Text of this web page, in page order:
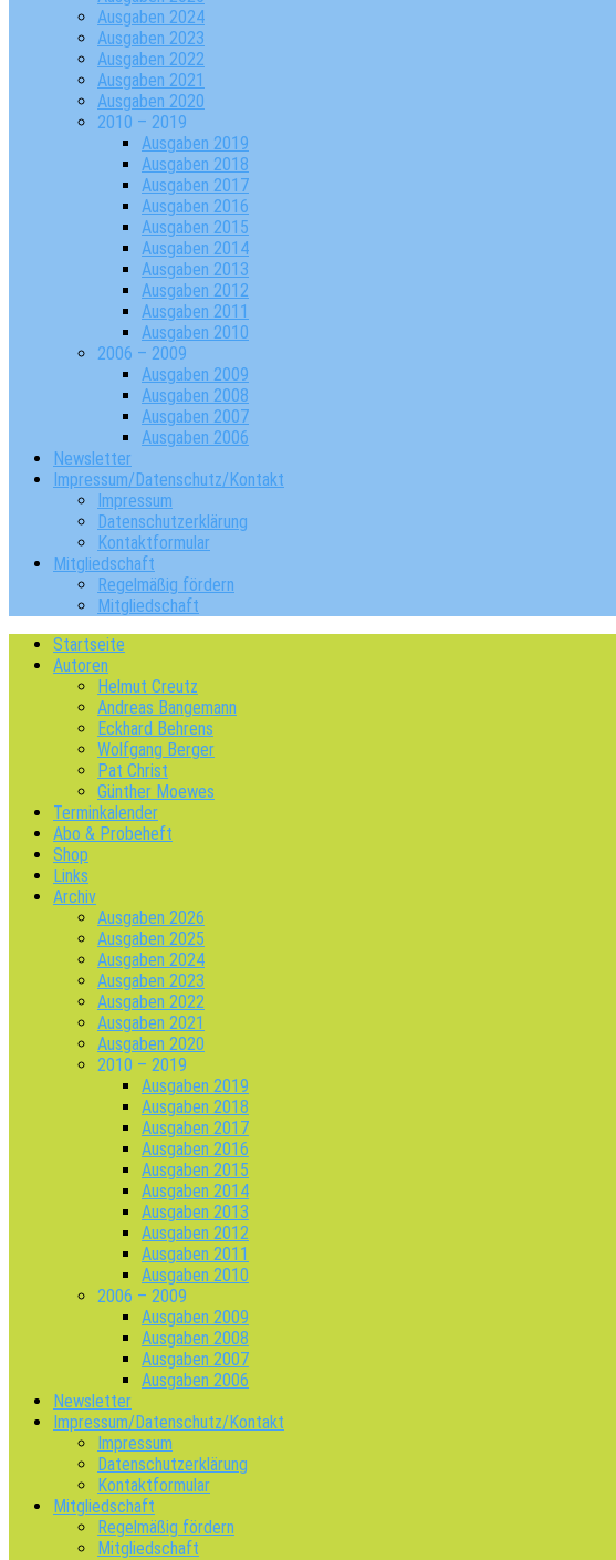
Ausgaben 2024
Ausgaben 2023
Ausgaben 2022
Ausgaben 2021
Ausgaben 2020
2010 – 2019
Ausgaben 2019
Ausgaben 2018
Ausgaben 2017
Ausgaben 2016
Ausgaben 2015
Ausgaben 2014
Ausgaben 2013
Ausgaben 2012
Ausgaben 2011
Ausgaben 2010
2006 – 2009
Ausgaben 2009
Ausgaben 2008
Ausgaben 2007
Ausgaben 2006
Newsletter
Impressum/Datenschutz/Kontakt
Impressum
Datenschutzerklärung
Kontaktformular
Mitgliedschaft
Regelmäßig fördern
Mitgliedschaft
Startseite
Autoren
Helmut Creutz
Andreas Bangemann
Eckhard Behrens
Wolfgang Berger
Pat Christ
Günther Moewes
Terminkalender
Abo & Probeheft
Shop
Links
Archiv
Ausgaben 2026
Ausgaben 2025
Ausgaben 2024
Ausgaben 2023
Ausgaben 2022
Ausgaben 2021
Ausgaben 2020
2010 – 2019
Ausgaben 2019
Ausgaben 2018
Ausgaben 2017
Ausgaben 2016
Ausgaben 2015
Ausgaben 2014
Ausgaben 2013
Ausgaben 2012
Ausgaben 2011
Ausgaben 2010
2006 – 2009
Ausgaben 2009
Ausgaben 2008
Ausgaben 2007
Ausgaben 2006
Newsletter
Impressum/Datenschutz/Kontakt
Impressum
Datenschutzerklärung
Kontaktformular
Mitgliedschaft
Regelmäßig fördern
Mitgliedschaft